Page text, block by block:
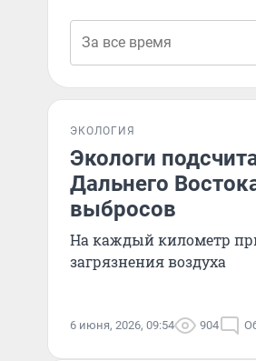
ЭКОЛОГИЯ
Экологи
Дальнего
выбросов
На каждый километр
загрязнения воздуха
6 июня, 2026, 09:54 904